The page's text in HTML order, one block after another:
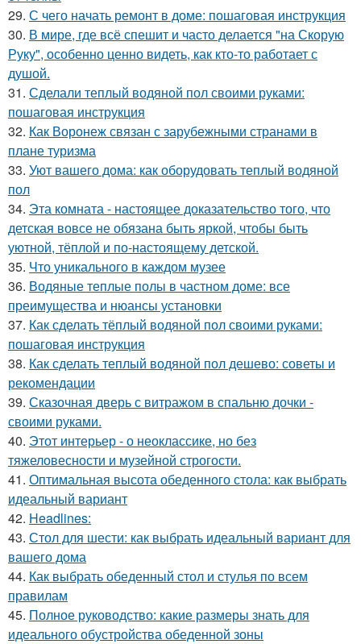
29. С чего начать ремонт в доме: пошаговая инструкция
30. В мире, где всё спешит и часто делается "на Скорую
Руку", особенно ценно видеть, как кто-то работает с
душой.
31. Сделали теплый водяной пол своими руками:
пошаговая инструкция
32. Как Воронеж связан с зарубежными странами в
плане туризма
33. Уют вашего дома: как оборудовать теплый водяной
пол
34. Эта комната - настоящее доказательство того, что
детская вовсе не обязана быть яркой, чтобы быть
уютной, тёплой и по-настоящему детской.
35. Что уникального в каждом музее
36. Водяные теплые полы в частном доме: все
преимущества и нюансы установки
37. Как сделать тёплый водяной пол своими руками:
пошаговая инструкция
38. Как сделать теплый водяной пол дешево: советы и
рекомендации
39. Сказочная дверь с витражом в спальню дочки -
своими руками.
40. Этот интерьер - о неоклассике, но без
тяжеловесности и музейной строгости.
41. Оптимальная высота обеденного стола: как выбрать
идеальный вариант
42. Headlines:
43. Стол для шести: как выбрать идеальный вариант для
вашего дома
44. Как выбрать обеденный стол и стулья по всем
правилам
45. Полное руководство: какие размеры знать для
идеального обустройства обеденной зоны